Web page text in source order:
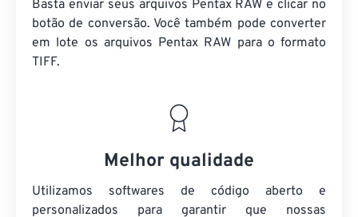
Basta enviar seus arquivos Pentax RAW e clicar no
botão de conversão. Você também pode converter
em lote os arquivos Pentax RAW para o formato
TIFF.
Melhor qualidade
Utilizamos softwares de código aberto e
personalizados para garantir que nossas